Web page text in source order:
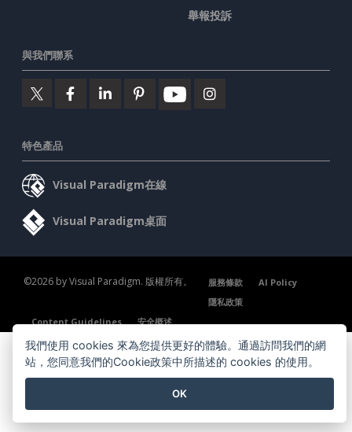
舉報投訴
與我們聯系
特色產品
Visual Paradigm在線
Visual Paradigm桌面
©2026 by Visual Paradigm. 版權所有。 服務條款
AI Policy
隱私政策
Content Guidelines
安全概述
我們使用 cookies 來為您提供更好的體驗。通過訪問我們的網
站，您同意我們的Cookie政策中所描述的 cookies 的使用。
OK